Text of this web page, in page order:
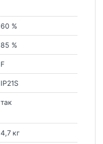
60 %
85 %
F
IP21S
так
4,7 кг